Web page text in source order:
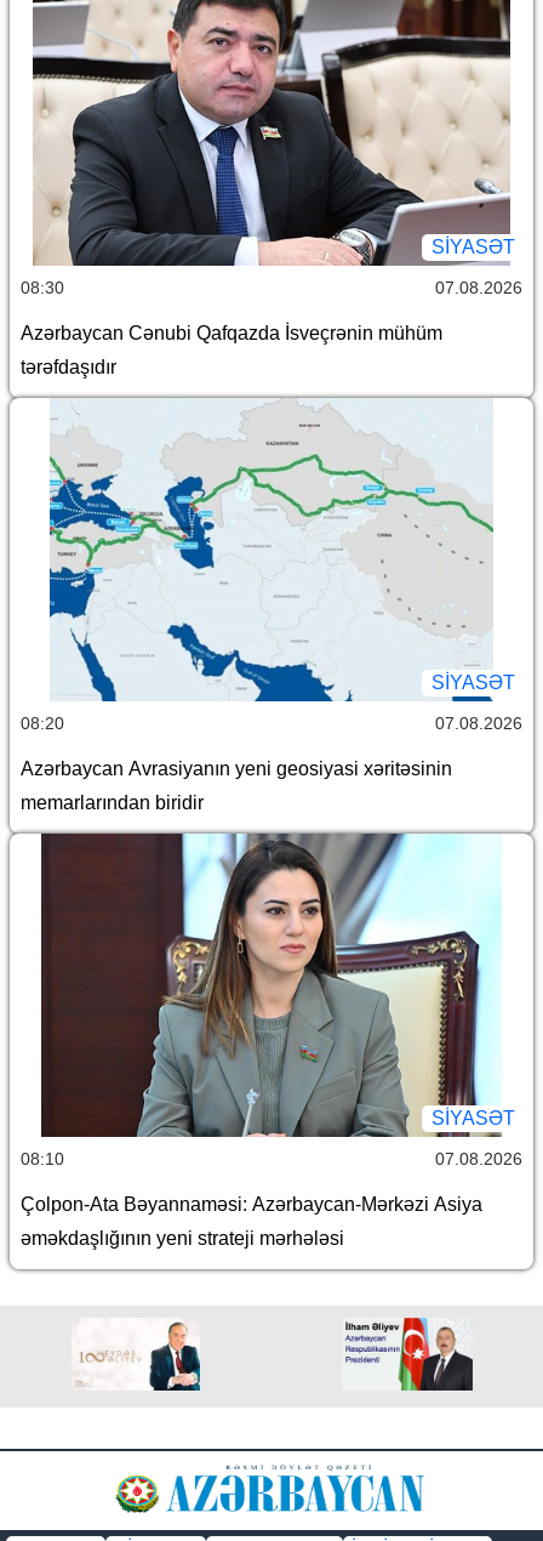
SİYASƏT
08:30 07.08.2026
Azərbaycan Cənubi Qafqazda İsveçrənin mühüm
tərəfdaşıdır
SİYASƏT
08:20 07.08.2026
Azərbaycan Avrasiyanın yeni geosiyasi xəritəsinin
memarlarından biridir
SİYASƏT
08:10 07.08.2026
Çolpon-Ata Bəyannaməsi: Azərbaycan-Mərkəzi Asiya
əməkdaşlığının yeni strateji mərhələsi